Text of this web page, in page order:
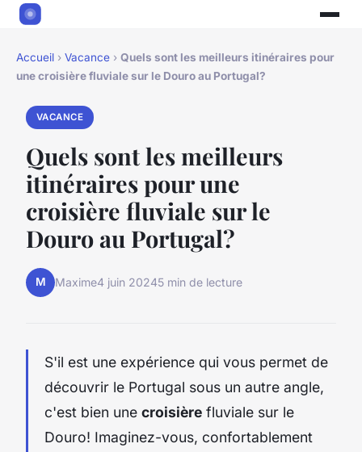
Accueil › Vacance › Quels sont les meilleurs itinéraires pour
une croisière fluviale sur le Douro au Portugal?
VACANCE
Quels sont les meilleurs
itinéraires pour une
croisière fluviale sur le
Douro au Portugal?
M Maxime4 juin 20245 min de lecture
S'il est une expérience qui vous permet de
découvrir le Portugal sous un autre angle,
c'est bien une croisière fluviale sur le
Douro! Imaginez-vous, confortablement